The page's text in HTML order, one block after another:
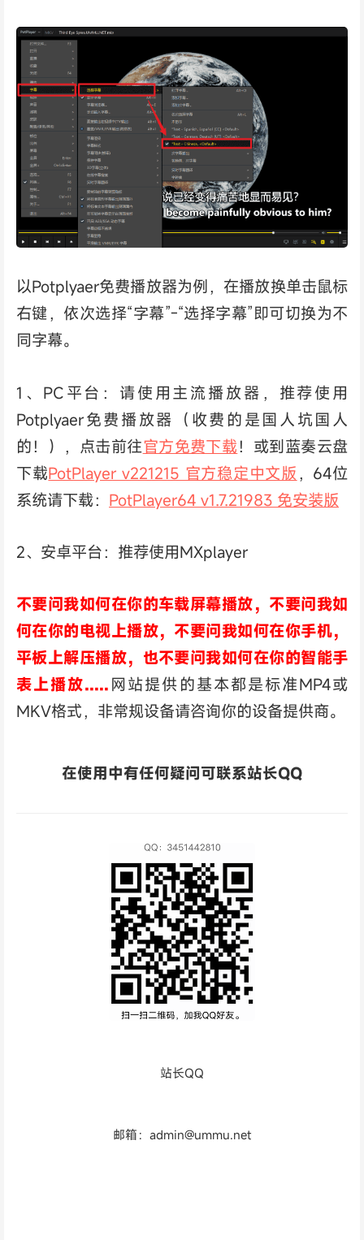
以Potplyaer免费播放器为例，在播放换单击鼠标
右键，依次选择“字幕”-“选择字幕”即可切换为不
同字幕。
1、PC平台：请使用主流播放器，推荐使用
Potplyaer免费播放器（收费的是国人坑国人
的！），点击前往官方免费下载！或到蓝奏云盘
下载PotPlayer v221215 官方稳定中文版 ，64位
系统请下载： PotPlayer64 v1.7.21983 免安装版
2、安卓平台：推荐使用MXplayer
不要问我如何在你的车载屏幕播放，不要问我如
何在你的电视上播放，不要问我如何在你手机，
平板上解压播放，也不要问我如何在你的智能手
表上播放..... 网站提供的基本都是标准MP4或
MKV格式，非常规设备请咨询你的设备提供商。
在使用中有任何疑问可联系站长QQ
站长QQ
邮箱：admin@ummu.net